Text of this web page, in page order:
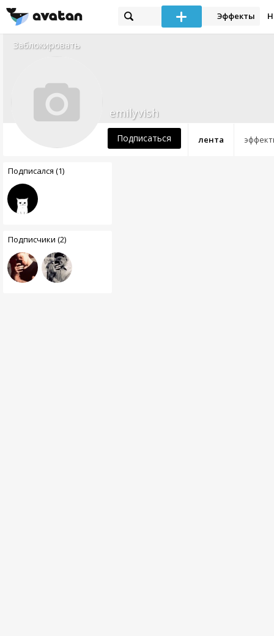
Эффекты
Заблокировать
лента
emilyvish
Подписаться
Подписался (1)
Подписчики (2)